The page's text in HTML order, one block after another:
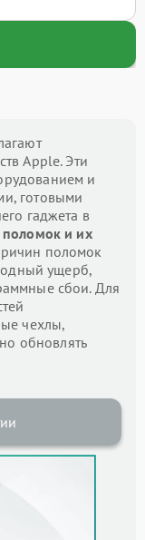
Apple. Эти
и
готовыми
гаджета в
и их
поломок
ущерб,
сбои. Для
чехлы,
обновлять